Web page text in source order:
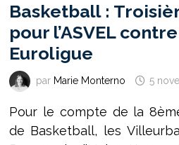
Basketball :
pour l’ASVEL
Euroligue
par Marie Monterno 5
Pour le compte de la
de Basketball, les